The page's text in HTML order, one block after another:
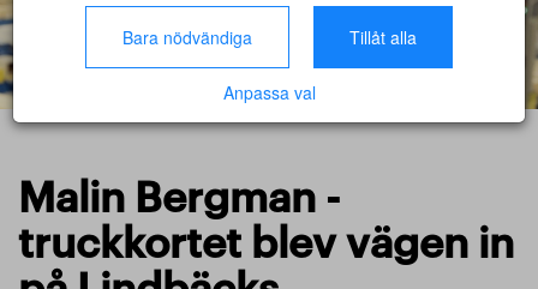
Malin Bergman -
truckkortet blev vägen in
Bara nödvändiga Tillåt alla
Anpassa val